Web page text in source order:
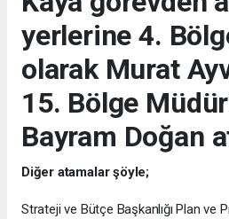
yerlerine 4.
olarak Murat
15. Bölge
Bayram Doğan
Diğer atamalar şöyle;
Strateji ve Bütçe Başkanlığı Plan ve